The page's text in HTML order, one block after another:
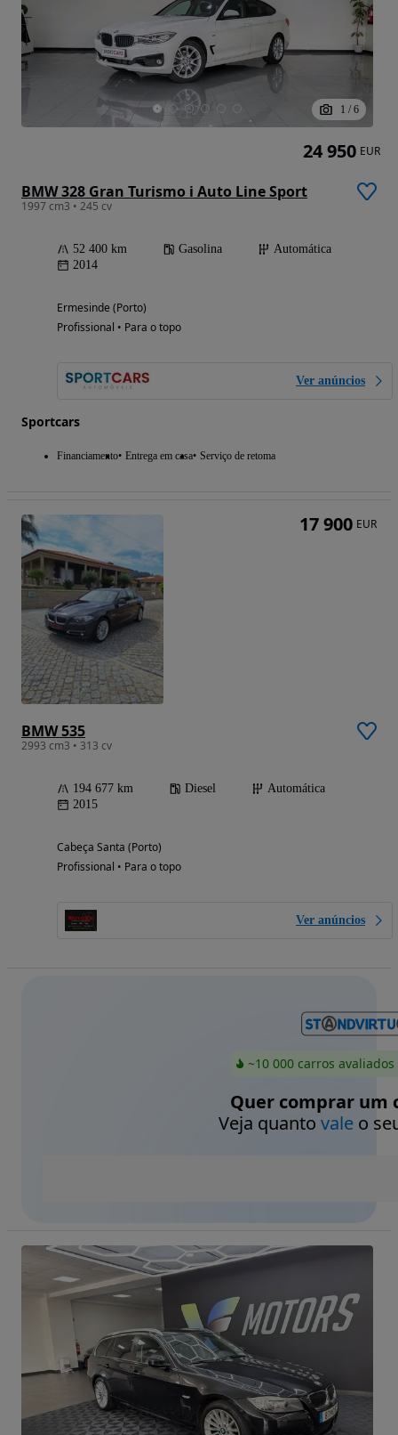
1 / 6
BMW 328 Gran Turismo i Auto Line Sport
1997 cm3 • 245 cv
52 400 km Gasolina
Automática
2014
Ermesinde (Porto)
Profissional • Para o topo
Ver anúncios
Sportcars
Financiamento Entrega em casa Serviço de retoma
24 950 EUR
BMW 535
2993 cm3 • 313 cv
194 677 km Diesel
Automática
2015
Cabeça Santa (Porto)
Profissional • Para o topo
Ver anúncios
17 900 EUR
~10 000 carros
Quer comprar um
Veja quanto valeo